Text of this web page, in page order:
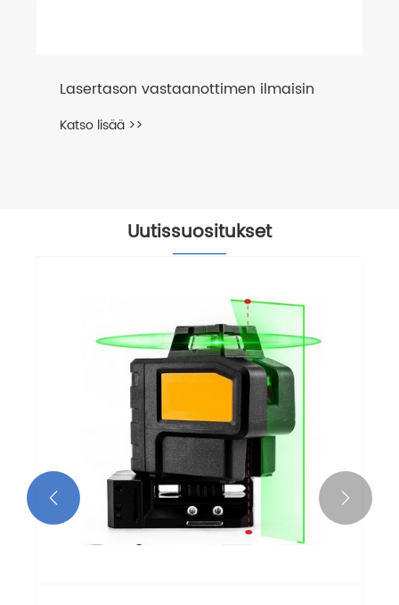
Lasertason vastaanottimen ilmaisin
Katso lisää >>
Uutissuositukset
 